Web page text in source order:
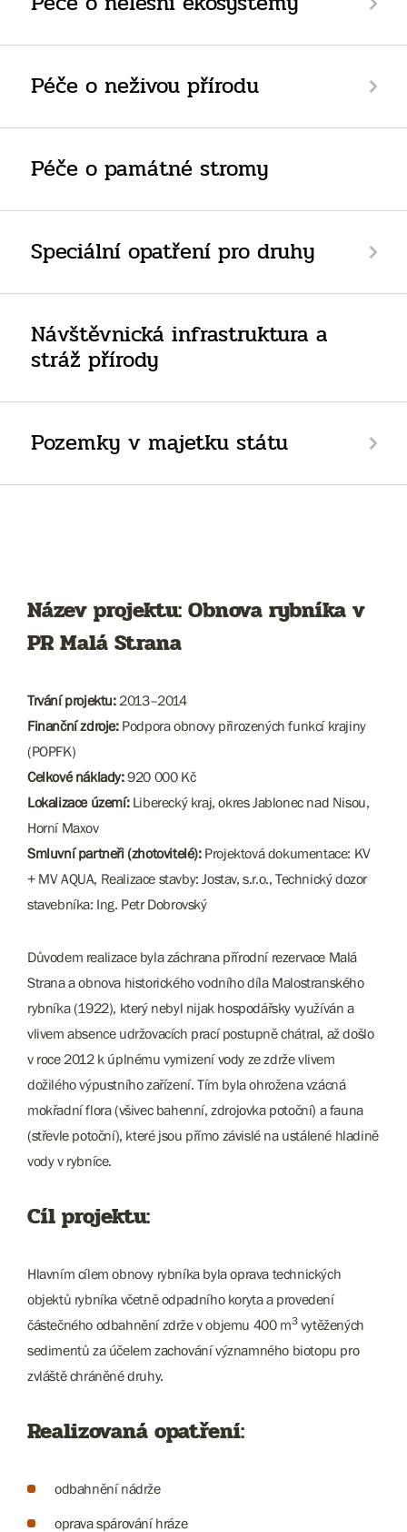
Péče o neživou přírodu
Péče o památné stromy
Speciální opatření pro druhy
Návštěvnická infrastruktura a
stráž přírody
Pozemky v majetku státu
Název projektu: Obnova rybníka v
PR Malá Strana
Trvání projektu:2013–2014
Finanční zdroje:Podpora obnovy přirozených funkcí krajiny
(POPFK)
Celkové náklady:920 000 Kč
Lokalizace území:Liberecký kraj, okres Jablonec nad Nisou,
Horní Maxov
Smluvní partneři (zhotovitelé): Projektová dokumentace: KV
+ MV AQUA, Realizace stavby: Jostav, s.r.o., Technický dozor
stavebníka: Ing. Petr Dobrovský
Důvodem realizace byla záchrana přírodní rezervace Malá
Strana a obnova historického vodního díla Malostranského
rybníka (1922), který nebyl nijak hospodářsky využíván a
vlivem absence udržovacích prací postupně chátral, až došlo
v roce 2012 k úplnému vymizení vody ze zdrže vlivem
dožilého výpustního zařízení. Tím byla ohrožena vzácná
mokřadní flora (všivec bahenní, zdrojovka potoční) a fauna
(střevle potoční), které jsou přímo závislé na ustálené hladině
vody v rybníce.
Cíl projektu:
Hlavním cílem obnovy rybníka byla oprava technických
objektů rybníka včetně odpadního koryta a provedení
částečného odbahnění zdrže v objemu 400 m3vytěžených
sedimentů za účelem zachování významného biotopu pro
zvláště chráněné druhy.
Realizovaná opatření:
odbahnění nádrže
oprava spárování hráze